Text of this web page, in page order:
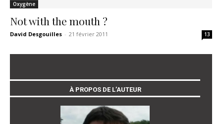
Oxygène
Not with the mouth ?
David Desgouilles - 21 février 2011 13
À PROPOS DE L’AUTEUR